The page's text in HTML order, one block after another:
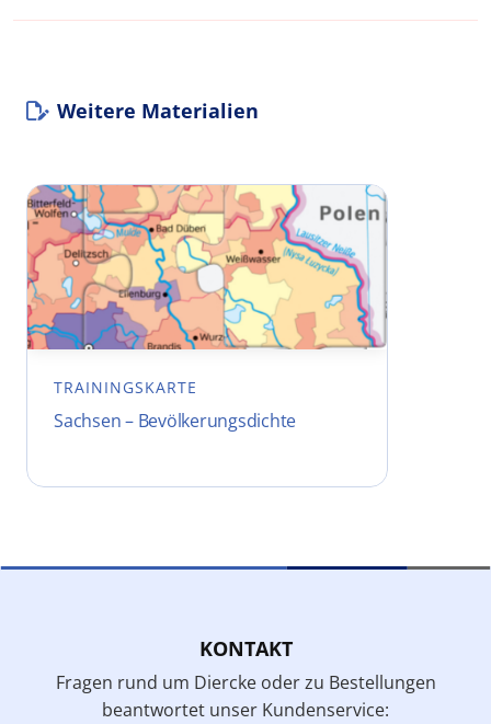
Weitere Materialien
TRAININGSKARTE
Sachsen – Bevölkerungsdichte
KONTAKT
Fragen rund um Diercke oder zu Bestellungen
beantwortet unser Kundenservice: